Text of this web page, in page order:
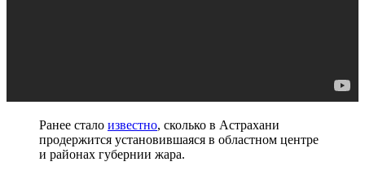
Ранее стало известно, сколько в Астрахани
продержится установившаяся в областном центре
и районах губернии жара.